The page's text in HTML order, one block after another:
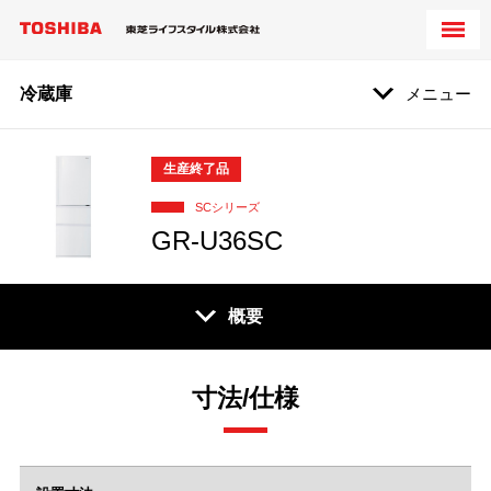
冷蔵庫 メニュー
生産終了品
SCシリーズ
GR-U36SC
概要
寸法/仕様